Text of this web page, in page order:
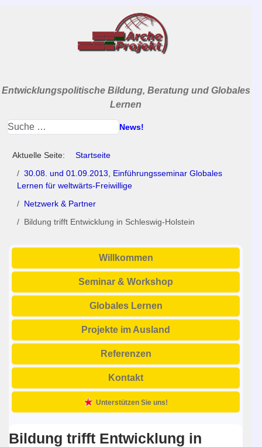
Entwicklungspolitische Bildung, Beratung und Globales
Lernen
News!
Aktuelle Seite:
Startseite
30.08. und 01.09.2013, Einführungsseminar Globales
Lernen für weltwärts-Freiwillige
Netzwerk & Partner
Bildung trifft Entwicklung in Schleswig-Holstein
Willkommen
Seminar & Workshop
Globales Lernen
Projekte im Ausland
Referenzen
Kontakt
Unterstützen Sie uns!
Bildung trifft Entwicklung in